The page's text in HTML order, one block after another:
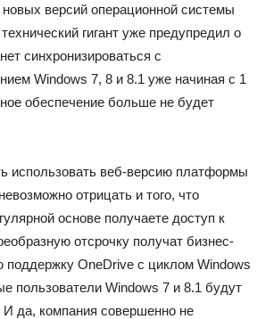
версий операционной системы
гигант уже предупредил о
синхронизироваться с
Windows 7, 8 и 8.1 уже начиная с 1
обеспечение больше не будет
использовать веб-версию платформы
отрицать и того, что
основе получаете доступ к
отсрочку получат бизнес-
поддержку OneDrive с циклом Windows
пользователи Windows 7 и 8.1 будут
И да, компания совершенно не